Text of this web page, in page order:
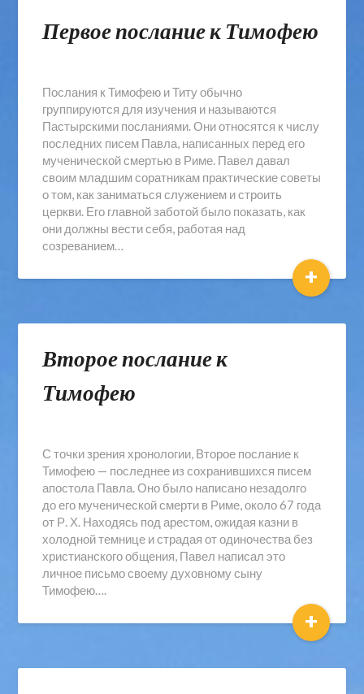
Первое послание к Тимофею
Послания к Тимофею и Титу обычно
группируются для изучения и называются
Пастырскими посланиями. Они относятся к числу
последних писем Павла, написанных перед его
мученической смертью в Риме. Павел давал
своим младшим соратникам практические советы
о том, как заниматься служением и строить
церкви. Его главной заботой было показать, как
они должны вести себя, работая над
созреванием…
+
Второе послание к
Тимофею
С точки зрения хронологии, Второе послание к
Тимофею — последнее из сохранившихся писем
апостола Павла. Оно было написано незадолго
до его мученической смерти в Риме, около 67 года
от Р. Х. Находясь под арестом, ожидая казни в
холодной темнице и страдая от одиночества без
христианского общения, Павел написал это
личное письмо своему духовному сыну
Тимофею….
+